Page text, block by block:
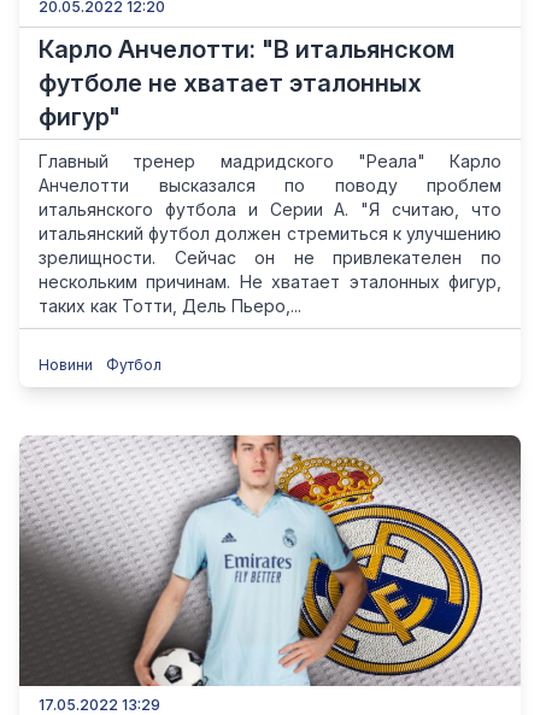
20.05.2022 12:20
Карло Анчелотти: "В итальянском
футболе не хватает эталонных
фигур"
Главный тренер мадридского "Реала" Карло
Анчелотти высказался по поводу проблем
итальянского футбола и Серии А. "Я считаю, что
итальянский футбол должен стремиться к улучшению
зрелищности. Сейчас он не привлекателен по
нескольким причинам. Не хватает эталонных фигур,
таких как Тотти, Дель Пьеро,...
Новини Футбол
17.05.2022 13:29